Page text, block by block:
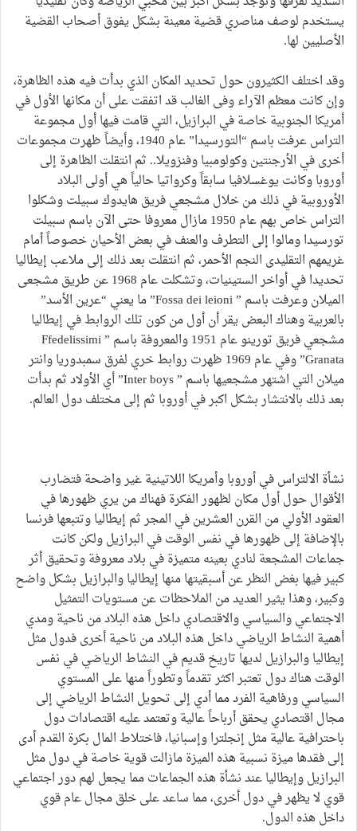
يستخدم لوصف مناصري قضية معينة بشكل يفوق أصحاب القضية
الأصليين لها.
وقد اختلف الكثيرون حول تحديد المكان الذي بدأت فيه هذه الظاهرة،
وإن كانت معظم الآراء وفى الغالب قد اتفقت على أن مكانها الأول في
أمريكا الجنوبية خاصة في البرازيل، التي قامت فيها أول مجموعة
التراس عرفت باسم “التورسيدا” عام 1940، وأيضاً ظهرت مجموعات
أخرى في الأرجنتين وكولومبيا وفنزويلا.. ثم انتقلت الظاهرة إلى
أوروبا وكانت يوغسلافيا سابقاً وكرواتيا حالياً هي أولى البلاد
الأوروبية في ذلك من خلال مشجعي فريق هايدوك سبيلت وشكلوا
التراس خاص بهم عام 1950 مازال معروفا حتى الآن باسم سبيلت
تورسيدا ومالوا إلى التطرف والعنف في بعض الأحيان خصوصاً أمام
غريمهم التقليدى النجم الأحمر، ثم انتقلت بعد ذلك إلى ملاعب إيطاليا
تحديدا في أواخر الستينيات، وتشكلت عام 1968 عن طريق مشجعى
الميلان وعرفت باسم ” Fossa dei leioni” ما يعني “عرين الأسد”
بالعربية وهناك البعض يقر أن أول من كون تلك الروابط في إيطاليا
مشجعي فريق تورينو عام 1951 والمعروفة باسم ” Ffedelissimi
Granata” وفي عام 1969 ظهرت روابط خري لفرق سمبدوريا وانتر
ميلان التي اشتهر مشجعيها باسم ” Inter boys” أي الأولاد ثم بدأت
بعد ذلك بالانتشار بشكل اكبر في أوروبا ثم إلى مختلف دول العالم.
نشأة الالتراس في أوروبا وأمريكا اللاتينية غير واضحة فتضارب
الأقوال حول أول مكان لظهور الفكرة فهناك من يري ظهورها في
العقود الأولي من القرن العشرين في المجر ثم إيطاليا وتتبعها فرنسا
بالإضافة إلى ظهورها في نفس الوقت في البرازيل ولكن كانت
جماعات المشجعة لنادي بعينه متميزة في بلاد معروفة وتحقيق أثر
كبير فيها بغض النظر عن أسبقيتها منها إيطاليا والبرازيل بشكل واضح
وكبير، وهذا يثير العديد من الملاحظات عن مستويات التمثيل
الاجتماعي والسياسي والاقتصادي داخل هذه البلاد من ناحية ومدي
أهمية النشاط الرياضي داخل هذه البلاد من ناحية أخرى فدول مثل
إيطاليا والبرازيل لديها تاريخ قديم في النشاط الرياضي في نفس
الوقت هناك دول تعتبر اكثر تقدماً وتطوراً منها على المستوي
السياسي ورفاهية الفرد مما أدي إلى تحويل النشاط الرياضي إلى
مجال اقتصادي يحقق أرباحاً عالية وتعتمد عليه اقتصادات دول
باحترافية عالية مثل إنجلترا وإسبانيا، فاختلاط المال بكرة القدم أدى
إلى فقدها ميزة نسبية هذه الميزة مازالت قوية خاصة في دول مثل
البرازيل وإيطاليا عند نشأة هذه الجماعات مما يجعل لهم دور اجتماعي
قوي لا يظهر في دول أخرى، مما ساعد على خلق مجال عام قوي
داخل هذه الدول.